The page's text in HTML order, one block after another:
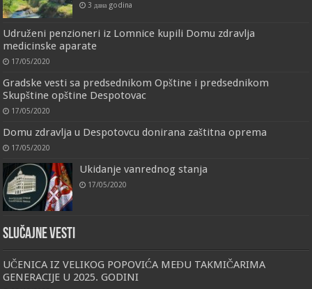
3 дана godina
Udruženi penzioneri iz Lomnice kupili Domu zdravlja
medicinske aparate
17/05/2020
Gradske vesti sa predsednikom Opštine i predsednikom
Skupštine opštine Despotovac
17/05/2020
Domu zdravlja u Despotovcu donirana zaštitna oprema
17/05/2020
Ukidanje vanrednog stanja
17/05/2020
Slučajne vesti
UČENICA IZ VELIKOG POPOVIĆA MEĐU TAKMIČARIMA
GENERACIJE U 2025. GODINI